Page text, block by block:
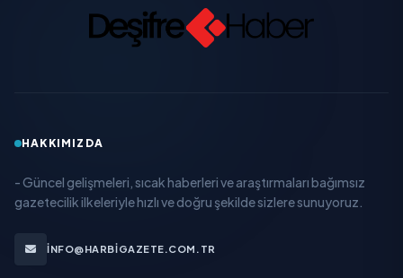
HAKKIMIZDA
- Güncel gelişmeleri, sıcak haberleri ve araştırmaları bağımsız
gazetecilik ilkeleriyle hızlı ve doğru şekilde sizlere sunuyoruz.
INFO@HARBIGAZETE.COM.TR